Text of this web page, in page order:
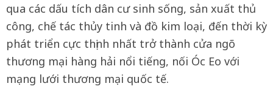
qua các dấu tích dân cư sinh sống, sản xuất thủ
công, chế tác thủy tinh và đồ kim loại, đến thời kỳ
phát triển cực thịnh nhất trở thành cửa ngõ
thương mại hàng hải nổi tiếng, nối Óc Eo với
mạng lưới thương mại quốc tế.